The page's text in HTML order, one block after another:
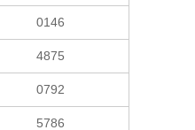
0146
4875
0792
5786